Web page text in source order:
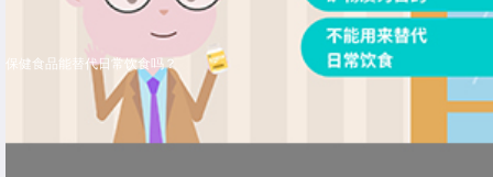
保健食品能替代日常饮食吗？